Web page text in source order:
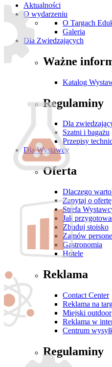
Aktualności
O wydarzeniu
O Targach
Galeria
Dla Zwiedzających
Ważne
Katalog
Regulaminy
Dla
Szatni i bagażu
Przepisy
Dla Wystawcy
Oferta
Dlaczego
Zapytaj o ofertę
Strefa
Jak
Zbuduj stoisko
Zamów
Gastronomia
Hotele
Reklama
Contact Center
Reklama na
Miejski outdoor
Reklama w
Centrum
Regulaminy